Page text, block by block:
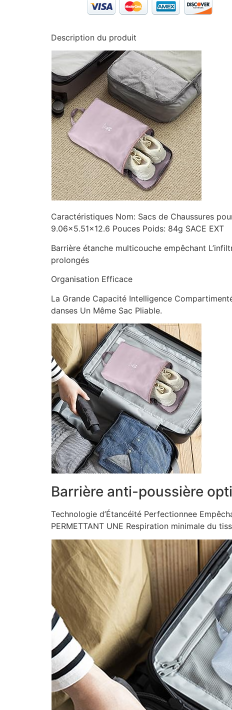
Description du produit
Caractéristiques Nom: Sacs de Chaussures
9.06×5.51×12.6 Pouces Poids: 84g SACE EXT
Barrière étanche multicouche empêchant
prolongés
Organisation Efficace
La Grande Capacité Intelligence
danses Un Même Sac Pliable.
Barrière anti-poussière
Technologie d’Étancéité Perfectionnee
PERMETTANT UNE Respiration minimale du